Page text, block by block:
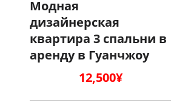
Модная
дизайнерская
квартира 3 спальни в
аренду в Гуанчжоу
12,500¥